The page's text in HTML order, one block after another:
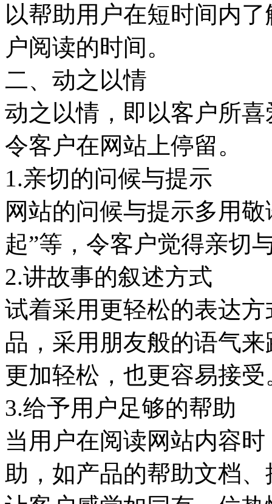
以帮助用户在短时间内
户阅读的时间。
二、动之以情
动之以情，即以客户所
令客户在网站上停留。
1.亲切的问候与提示
网站的问候与提示多用
起”等，令客户觉得亲切
2.讲故事的叙述方式
试着采用更轻松的表达
品，采用朋友般的语气
更加轻松，也更容易接受
3.给予用户足够的帮助
当用户在阅读网站内容
助，如产品的帮助文档